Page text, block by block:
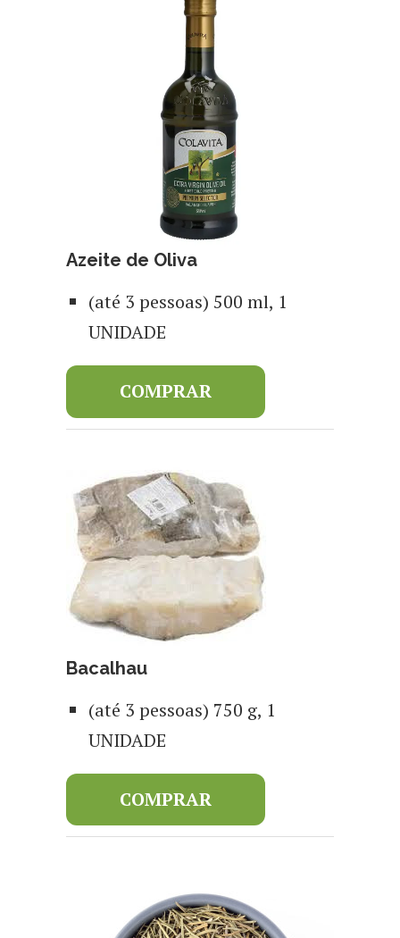
Azeite de Oliva
(até 3 pessoas) 500 ml, 1
UNIDADE
COMPRAR
Bacalhau
(até 3 pessoas) 750 g, 1
UNIDADE
COMPRAR